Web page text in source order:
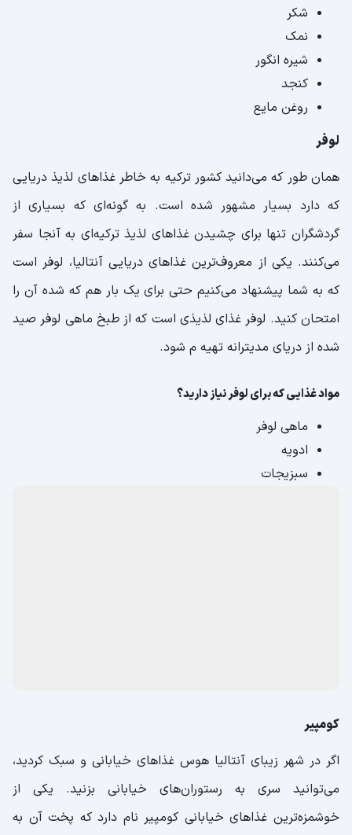
شکر
نمک
شیره انگور
کنجد
روغن مایع
لوفر
همان طور که می‌دانید کشور ترکیه به خاطر غذاهای لذیذ دریایی
که دارد بسیار مشهور شده است. به گونه‌ای که بسیاری از
گردشگران تنها برای چشیدن غذاهای لذیذ ترکیه‌ای به آنجا سفر
می‌کنند. یکی از معروف‌ترین غذاهای دریایی آنتالیا، لوفر است
که به شما پیشنهاد می‌کنیم حتی برای یک بار هم که شده آن را
امتحان کنید. لوفر غذای لذیذی است که از طبخ ماهی لوفر صید
شده از دریای مدیترانه تهیه م‌ شود.
مواد غذایی که برای لوفر نیاز دارید؟
ماهی لوفر
ادویه
سبزیجات
کومپیر
اگر در شهر زیبای آنتالیا هوس غذاهای خیابانی و سبک کردید،
می‌توانید سری به رستوران‌های خیابانی بزنید. یکی از
خوشمزه‌ترین غذاهای خیابانی کومپیر نام دارد که پخت آن به